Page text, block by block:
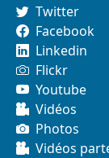
Twitter
Facebook
Linkedin
Flickr
Youtube
Vidéos
Photos
Vidéos